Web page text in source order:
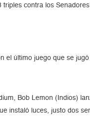
triples contra los
el último juego que se
Bob Lemon (Indios)
instaló luces, justo dos